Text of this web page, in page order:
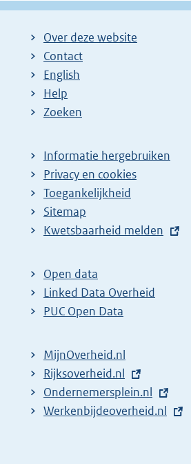
Over deze website
Contact
English
Help
Zoeken
Informatie hergebruiken
Privacy en cookies
Toegankelijkheid
Sitemap
E
t
e
r
l
i
n
k
Kwetsbaarheid melden
Open data
Linked Data Overheid
PUC Open Data
MijnOverheid.nl
E
x
t
Rijksoverheid.nl
E
x
Ondernemersplein.nl
E
Werkenbijdeoverheid.nl